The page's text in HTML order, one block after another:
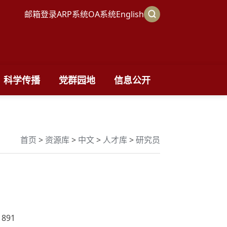
邮箱登录ARP系统OA系统English
科学传播 党群园地 信息公开
首页 > 资源库> 中文> 人才库>研究员